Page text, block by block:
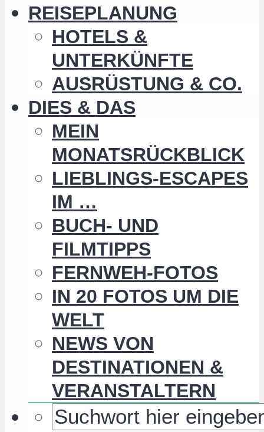
REISEPLANUNG
HOTELS &
UNTERKÜNFTE
AUSRÜSTUNG & CO.
DIES & DAS
MEIN
MONATSRÜCKBLICK
LIEBLINGS-ESCAPES
IM …
BUCH- UND
FILMTIPPS
FERNWEH-FOTOS
IN 20 FOTOS UM DIE
WELT
NEWS VON
DESTINATIONEN &
VERANSTALTERN